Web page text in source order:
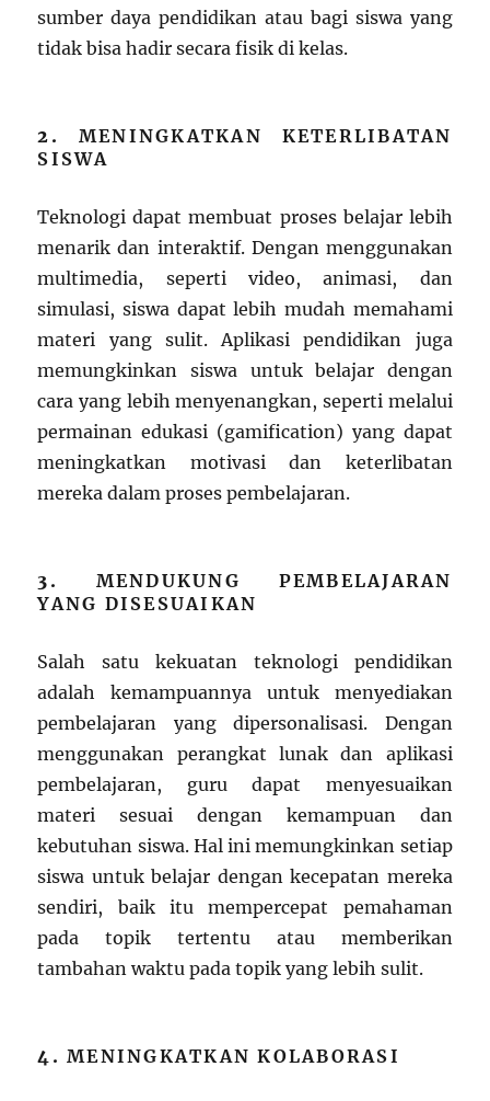
sumber daya pendidikan atau bagi siswa yang
tidak bisa hadir secara fisik di kelas.
2. MENINGKATKAN KETERLIBATAN
SISWA
Teknologi dapat membuat proses belajar lebih
menarik dan interaktif. Dengan menggunakan
multimedia, seperti video, animasi, dan
simulasi, siswa dapat lebih mudah memahami
materi yang sulit. Aplikasi pendidikan juga
memungkinkan siswa untuk belajar dengan
cara yang lebih menyenangkan, seperti melalui
permainan edukasi (gamification) yang dapat
meningkatkan motivasi dan keterlibatan
mereka dalam proses pembelajaran.
3. MENDUKUNG PEMBELAJARAN
YANG DISESUAIKAN
Salah satu kekuatan teknologi pendidikan
adalah kemampuannya untuk menyediakan
pembelajaran yang dipersonalisasi. Dengan
menggunakan perangkat lunak dan aplikasi
pembelajaran, guru dapat menyesuaikan
materi sesuai dengan kemampuan dan
kebutuhan siswa. Hal ini memungkinkan setiap
siswa untuk belajar dengan kecepatan mereka
sendiri, baik itu mempercepat pemahaman
pada topik tertentu atau memberikan
tambahan waktu pada topik yang lebih sulit.
4.MENINGKATKAN KOLABORASI